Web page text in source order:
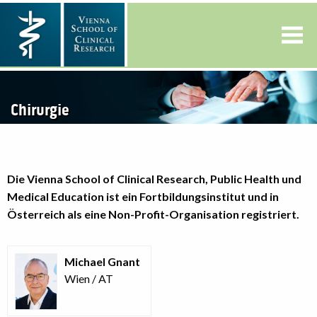
Chirurgie
Die Vienna School of Clinical Research, Public Health und
Medical Education ist ein Fortbildungsinstitut und in
Österreich als eine Non-Profit-Organisation registriert.
Michael Gnant
Wien / AT